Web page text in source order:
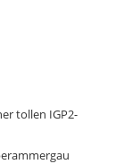
tollen IGP2-